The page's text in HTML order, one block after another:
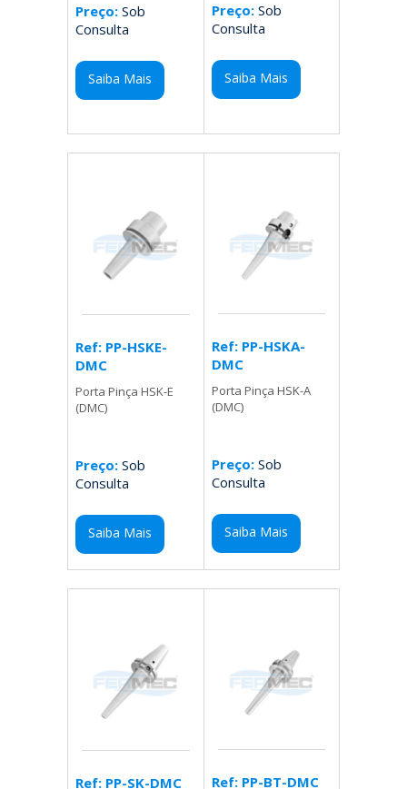
Preço: Sob
Consulta
Saiba Mais
Preço:Sob
Consulta
Saiba Mais
Ref: PP-HSKE-
DMC
Porta Pinça HSK-E
(DMC)
Preço: Sob
Consulta
Saiba Mais
Ref: PP-HSKA-
DMC
Porta Pinça HSK-A
(DMC)
Preço:Sob
Consulta
Saiba Mais
Ref: PP-SK-DMC Ref: PP-BT-DMC